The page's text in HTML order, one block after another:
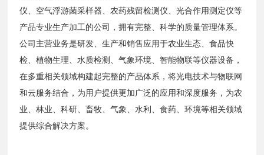
仪、空气浮游菌采样器、农药残留检测仪、光合作用测定仪等
产品专业生产加工的公司，拥有完整、科学的质量管理体系。
公司主营业务是研发、生产和销售应用于农业生态、食品快
检、植物生理、水质检测、气象环境、智能物联等仪器设备，
在多重相关领域构建起完整的产品体系，将光电技术与物联网
和云服务结合，为用户提供更加广泛的应用和深度服务，为农
业、林业、科研、畜牧、气象、水利、食药、环境等相关领域
提供综合解决方案。